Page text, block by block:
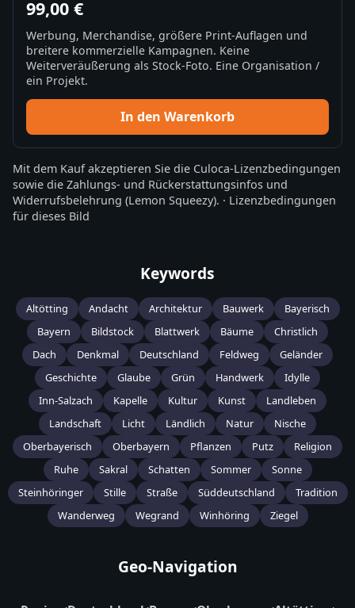
99,00 €
Werbung, Merchandise, größere Print-Auflagen und
breitere kommerzielle Kampagnen. Keine
Weiterveräußerung als Stock-Foto. Eine Organisation /
ein Projekt.
In den Warenkorb
Mit dem Kauf akzeptieren Sie die Culoca-Lizenzbedingungen
sowie die Zahlungs- und Rückerstattungsinfos und
Widerrufsbelehrung (Lemon Squeezy). · Lizenzbedingungen
für dieses Bild
Keywords
Altötting Andacht Architektur Bauwerk
Bayerisch
Bayern
Bildstock Blattwerk Bäume
Christlich
Dach
Denkmal Deutschland Feldweg
Geländer
Geschichte
Glaube Grün Handwerk
Idylle
Inn-Salzach
Kapelle Kultur Kunst
Landleben
Landschaft
Licht Ländlich Natur
Nische
Oberbayerisch
Oberbayern Pflanzen Putz
Religion
Ruhe
Sakral Schatten Sommer
Sonne
Steinhöringer
Stille Straße Süddeutschland
Tradition
Wanderweg
Wegrand Winhöring Ziegel
Geo-Navigation